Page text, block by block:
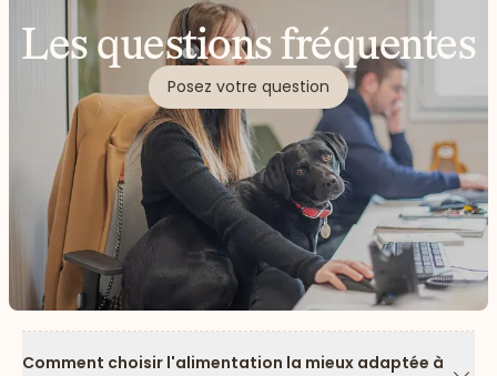
Les questions fréquentes
Posez votre question
Comment choisir l'alimentation la mieux adaptée à